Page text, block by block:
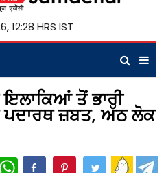
12:28 HRS IST
ਤੋਂ ਭਾਰੀ
ਪਦਾਰਥ ਜ਼ਬਤ, ਅੱਠ ਲੋਕ
WhatsApp